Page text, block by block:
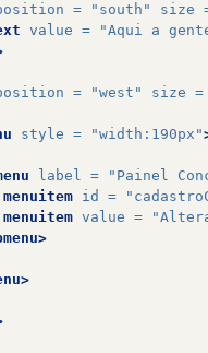
= "south"
size
value =
"Aqui a
= "west"
size =
style = "width:190px"
label =
"Painel
id =
value =